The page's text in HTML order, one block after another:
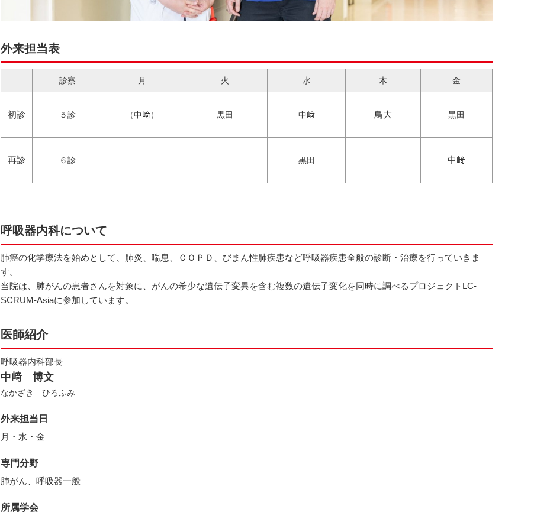
外来担当表
診察 月 火 水 木 金
初診 ５診 （中﨑） 黒田 中﨑 鳥大 黒田
再診 ６診 黒田 中﨑
呼吸器内科について
肺癌の化学療法を始めとして、肺炎、喘息、ＣＯＰＤ、びまん性肺疾患など呼吸器疾患全般の診断・治療を行っていきま
す。
当院は、肺がんの患者さんを対象に、がんの希少な遺伝子変異を含む複数の遺伝子変化を同時に調べるプロジェクト LC-
SCRUM-Asiaに参加しています。
医師紹介
呼吸器内科部長
中﨑 博文
なかざき ひろふみ
外来担当日
月・水・金
専門分野
肺がん、呼吸器一般
所属学会